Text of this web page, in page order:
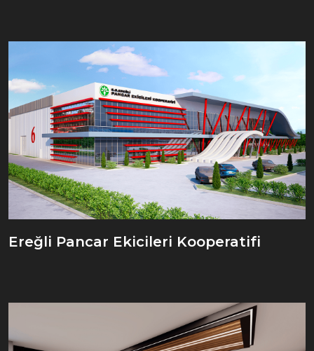
Ereğli Pancar Ekicileri Kooperatifi